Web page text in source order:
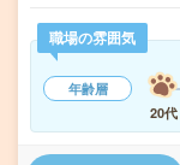
職場の雰囲気
年齢層
20代